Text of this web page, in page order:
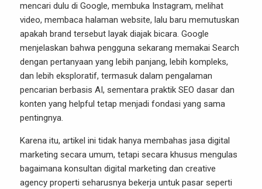
mencari dulu di Google, membuka Instagram, melihat
video, membaca halaman website, lalu baru memutuskan
apakah brand tersebut layak diajak bicara. Google
menjelaskan bahwa pengguna sekarang memakai Search
dengan pertanyaan yang lebih panjang, lebih kompleks,
dan lebih eksploratif, termasuk dalam pengalaman
pencarian berbasis AI, sementara praktik SEO dasar dan
konten yang helpful tetap menjadi fondasi yang sama
pentingnya.
Karena itu, artikel ini tidak hanya membahas jasa digital
marketing secara umum, tetapi secara khusus mengulas
bagaimana konsultan digital marketing dan creative
agency properti seharusnya bekerja untuk pasar seperti